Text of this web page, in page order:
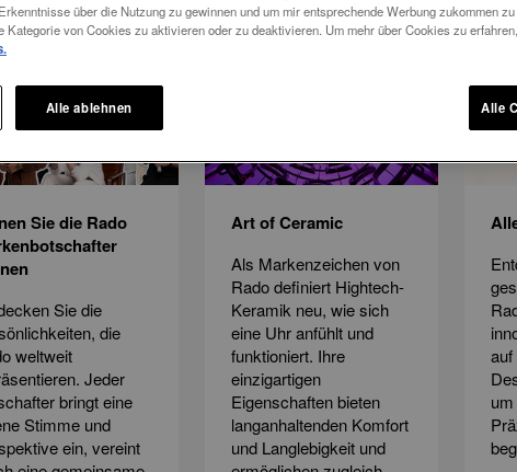
Sie die Rado
Sie die
die
weltweit
Jeder
bringt eine
Stimme und
ein, vereint
Art of Ceramic
Als Markenzeichen von
Rado definiert Hightech-
Keramik neu, wie sich
eine Uhr anfühlt und
funktioniert. Ihre
einzigartigen
Eigenschaften bieten
langanhaltenden Komfort
und Langlebigkeit und
über die Nutzung zu gewinnen und um mir entsprechende Werbung zukommen
Kategorie von Cookies zu aktivieren oder zu deaktivieren. Um mehr über Cookies zu
Alle ablehnen Alle